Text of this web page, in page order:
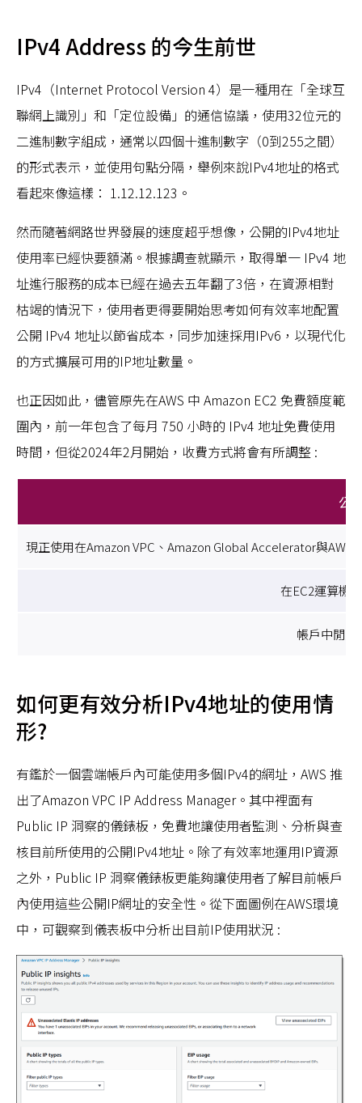
IPv4 Address 的今生前世
IPv4（Internet Protocol Version 4）是一種用在「全球互
聯網上識別」和「定位設備」的通信協議，使用32位元的
二進制數字組成，通常以四個十進制數字（0到255之間）
的形式表示，並使用句點分隔，舉例來說IPv4地址的格式
看起來像這樣： 1.12.12.123。
然而隨著網路世界發展的速度超乎想像，公開的IPv4地址
使用率已經快要額滿。根據調查就顯示，取得單一 IPv4 地
址進行服務的成本已經在過去五年翻了3倍，在資源相對
枯竭的情況下，使用者更得要開始思考如何有效率地配置
公開 IPv4 地址以節省成本，同步加速採用IPv6，以現代化
的方式擴展可用的IP地址數量。
也正因如此，儘管原先在AWS 中 Amazon EC2 免費額度範
圍內，前一年包含了每月 750 小時的 IPv4 地址免費使用
時間，但從2024年2月開始，收費方式將會有所調整 :
公
現正使用在Amazon VPC、Amazon Global Accelerator與
在EC2運算機
帳戶中閒置
如何更有效分析IPv4地址的使用情
形?
有鑑於一個雲端帳戶內可能使用多個IPv4的網址，AWS 推
出了Amazon VPC IP Address Manager。其中裡面有
Public IP 洞察的儀錶板，免費地讓使用者監測、分析與查
核目前所使用的公開IPv4地址。除了有效率地運用IP資源
之外，Public IP 洞察儀錶板更能夠讓使用者了解目前帳戶
內使用這些公開IP網址的安全性。從下面圖例在AWS環境
中，可觀察到儀表板中分析出目前IP使用狀況 :